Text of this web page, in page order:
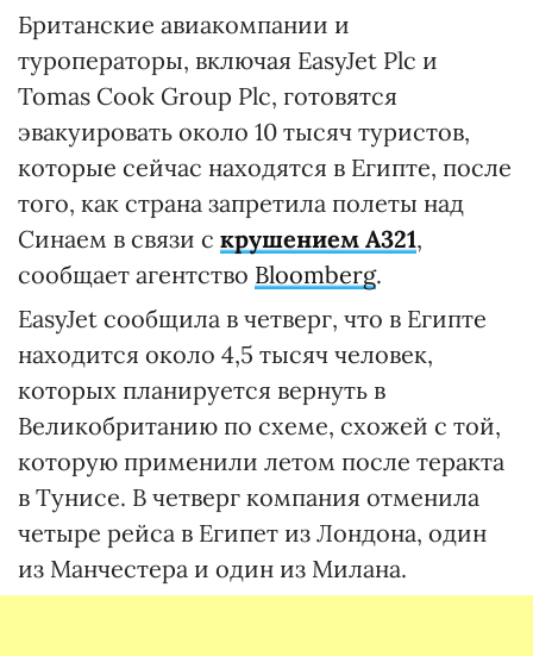
Британские авиакомпании и
туроператоры, включая EasyJet Plc и
Tomas Cook Group Plc, готовятся
эвакуировать около 10 тысяч туристов,
которые сейчас находятся в Египте, после
того, как страна запретила полеты над
Синаем в связи с крушением А321,
сообщает агентство Bloomberg.
EasyJet сообщила в четверг, что в Египте
находится около 4,5 тысяч человек,
которых планируется вернуть в
Великобританию по схеме, схожей с той,
которую применили летом после теракта
в Тунисе. В четверг компания отменила
четыре рейса в Египет из Лондона, один
из Манчестера и один из Милана.